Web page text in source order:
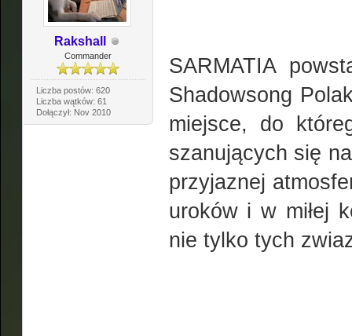
Rakshall
Commander
Liczba postów: 620
Liczba wątków: 61
Dołączył: Nov 2010
SARMATIA
Shadowsong
miejsce, do
szanujących się
przyjaznej
uroków i w miłej
nie tylko tych